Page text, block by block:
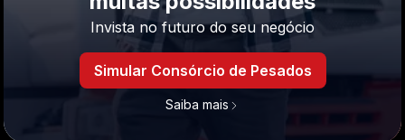
Invista no futuro do seu negócio
Simular Consórcio de Pesados
Saiba mais